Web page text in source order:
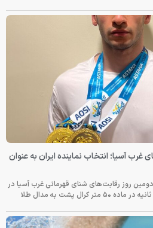
آسیا؛ انتخاب نماینده ایران به عنوان
روز رقابت‌های شنای قهرمانی غرب آسیا در